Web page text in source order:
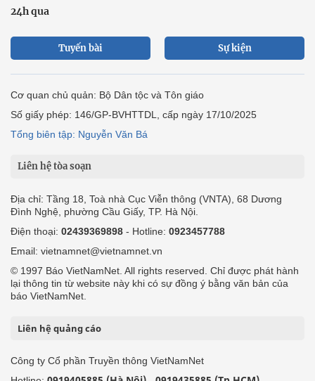
24h qua
Tuyến bài Sự kiện
Cơ quan chủ quản: Bộ Dân tộc và Tôn giáo
Số giấy phép: 146/GP-BVHTTDL, cấp ngày 17/10/2025
Tổng biên tập: Nguyễn Văn Bá
Liên hệ tòa soạn
Địa chỉ: Tầng 18, Toà nhà Cục Viễn thông (VNTA), 68 Dương
Đình Nghệ, phường Cầu Giấy, TP. Hà Nội.
Điện thoại: 02439369898 - Hotline: 0923457788
Email: vietnamnet@vietnamnet.vn
© 1997 Báo VietNamNet. All rights reserved. Chỉ được phát hành
lại thông tin từ website này khi có sự đồng ý bằng văn bản của
báo VietNamNet.
Liên hệ quảng cáo
Công ty Cổ phần Truyền thông VietNamNet